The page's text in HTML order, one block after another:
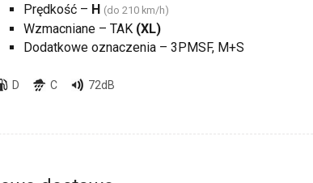
Prędkość – H (do 210 km/h)
Wzmacniane – TAK (XL)
Dodatkowe oznaczenia – 3PMSF, M+S
D C 72dB